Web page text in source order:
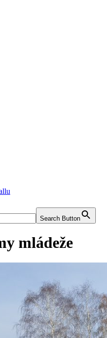
Search Button
mládeže